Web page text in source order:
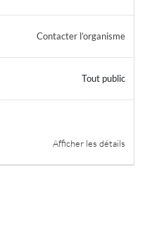
Contacter l’organisme
Tout public
Afficher les détails